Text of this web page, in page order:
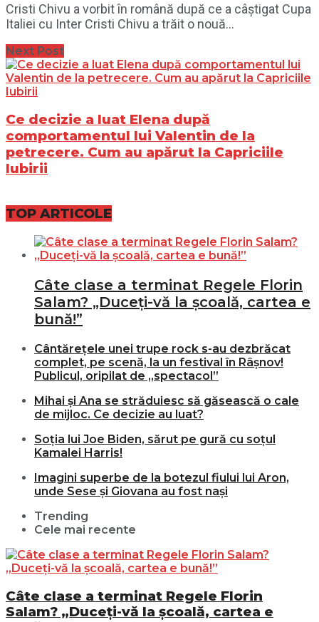
Cristi Chivu a vorbit în română după ce a câștigat Cupa
Italiei cu Inter Cristi Chivu a trăit o nouă...
Next Post
Ce decizie a luat Elena după
comportamentul lui Valentin de la
petrecere. Cum au apărut la Capriciile
Iubirii
TOP ARTICOLE
Câte clase a terminat Regele Florin
Salam? „Duceți-vă la școală, cartea e
bună!”
Cântărețele unei trupe rock s-au dezbrăcat
complet, pe scenă, la un festival în Râșnov!
Publicul, oripilat de „spectacol”
Mihai și Ana se străduiesc să găsească o cale
de mijloc. Ce decizie au luat?
Soția lui Joe Biden, sărut pe gură cu soțul
Kamalei Harris!
Imagini superbe de la botezul fiului lui Aron,
unde Sese și Giovana au fost nași
Trending
Cele mai recente
Câte clase a terminat Regele Florin
Salam? „Duceți-vă la școală, cartea e